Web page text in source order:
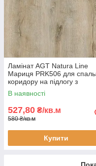
Ламінат AGT Natura Line
Мариця PRK506 для
коридору на підлогу з
підігрівом 33 клас 8 мм
товщина з фаскою
В наявності
527,80 ₴/кв.м
580 ₴/кв.м
Купити